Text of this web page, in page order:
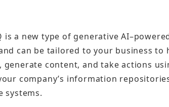
is a new type of generative
can be tailored to your business to
generate content, and take actions
company’s information
systems.